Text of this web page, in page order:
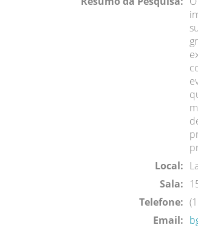
Local:
Sala:
Telefone:
Email: